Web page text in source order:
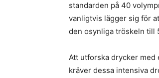
standarden på 40
vanligtvis lägger sig för
den osynliga tröskeln till
Att utforska drycker med
kräver dessa intensiva